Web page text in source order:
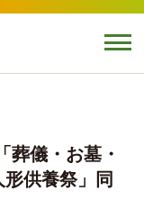
儀・お墓・
供養祭」同